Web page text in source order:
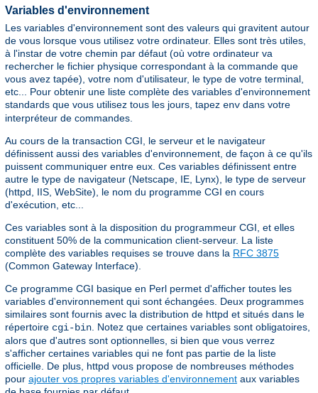
Variables d'environnement
Les variables d'environnement sont des valeurs qui gravitent autour
de vous lorsque vous utilisez votre ordinateur. Elles sont très utiles,
à l'instar de votre chemin par défaut (où votre ordinateur va
rechercher le fichier physique correspondant à la commande que
vous avez tapée), votre nom d'utilisateur, le type de votre terminal,
etc... Pour obtenir une liste complète des variables d'environnement
standards que vous utilisez tous les jours, tapez env dans votre
interpréteur de commandes.
Au cours de la transaction CGI, le serveur et le navigateur
définissent aussi des variables d'environnement, de façon à ce qu'ils
puissent communiquer entre eux. Ces variables définissent entre
autre le type de navigateur (Netscape, IE, Lynx), le type de serveur
(httpd, IIS, WebSite), le nom du programme CGI en cours
d'exécution, etc...
Ces variables sont à la disposition du programmeur CGI, et elles
constituent 50% de la communication client-serveur. La liste
complète des variables requises se trouve dans la RFC 3875
(Common Gateway Interface).
Ce programme CGI basique en Perl permet d'afficher toutes les
variables d'environnement qui sont échangées. Deux programmes
similaires sont fournis avec la distribution de httpd et situés dans le
répertoire cgi-bin. Notez que certaines variables sont obligatoires,
alors que d'autres sont optionnelles, si bien que vous verrez
s'afficher certaines variables qui ne font pas partie de la liste
officielle. De plus, httpd vous propose de nombreuses méthodes
pour ajouter vos propres variables d'environnement aux variables